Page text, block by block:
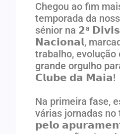
Chegou ao fim
temporada da
sénior na 𝟮ª
𝗡𝗮𝗰𝗶𝗼𝗻𝗮𝗹,
trabalho, evolução
grande orgulho
𝗖𝗹𝘂𝗯𝗲 𝗱𝗮 𝗠𝗮𝗶𝗮!
Na primeira fase,
várias jornadas no
𝗽𝗲𝗹𝗼